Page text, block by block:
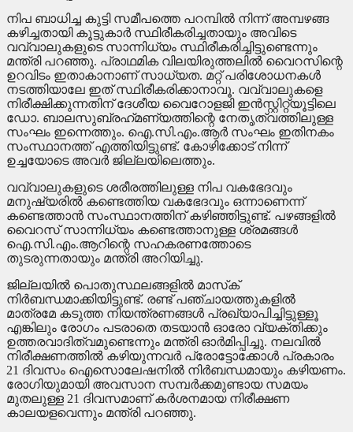
നിപ ബാധിച്ച കുട്ടി സമീപത്തെ പറമ്പില്‍ നിന്ന് അമ്പഴങ്ങ
കഴിച്ചതായി കൂട്ടുകാര്‍ സ്ഥിരീകരിച്ചതായും അവിടെ
വവ്വാലുകളുടെ സാന്നിധ്യം സ്ഥിരീകരിച്ചിട്ടുണ്ടെന്നും
മന്ത്രി പറഞ്ഞു. പ്രാഥമിക വിലയിരുത്തലില്‍ വൈറസിന്റെ
ഉറവിടം ഇതാകാനാണ് സാധ്യത. മറ്റ് പരിശോധനകള്‍
നടത്തിയാലേ ഇത് സ്ഥിരീകരിക്കാനാവൂ. വവ്വാലുകളെ
നിരീക്ഷിക്കുന്നതിന് ദേശീയ വൈറോളജി ഇന്‍സ്റ്റിറ്റ്യൂട്ടിലെ
ഡോ. ബാലസുബ്രഹ്‌മണ്യത്തിന്റെ നേതൃത്വത്തിലുള്ള
സംഘം ഇന്നെത്തും. ഐ.സി.എം.ആര്‍ സംഘം ഇതിനകം
സംസ്ഥാനത്ത് എത്തിയിട്ടുണ്ട്. കോഴിക്കോട് നിന്ന്
ഉച്ചയോടെ അവര്‍ ജില്ലയിലെത്തും.
വവ്വാലുകളുടെ ശരീരത്തിലുള്ള നിപ വകഭേദവും
മനുഷ്യരില്‍ കണ്ടെത്തിയ വകഭേദവും ഒന്നാണെന്ന്
കണ്ടെത്താന്‍ സംസ്ഥാനത്തിന് കഴിഞ്ഞിട്ടുണ്ട്. പഴങ്ങളില്‍
വൈറസ് സാന്നിധ്യം കണ്ടെത്താനുള്ള ശ്രമങ്ങള്‍
ഐ.സി.എം.ആറിന്റെ സഹകരണത്തോടെ
തുടരുന്നതായും മന്ത്രി അറിയിച്ചു.
ജില്ലയില്‍ പൊതുസ്ഥലങ്ങളില്‍ മാസ്‌ക്
നിര്‍ബന്ധമാക്കിയിട്ടുണ്ട്. രണ്ട് പഞ്ചായത്തുകളില്‍
മാത്രമേ കടുത്ത നിയന്ത്രണങ്ങള്‍ പ്രഖ്യാപിച്ചിട്ടുള്ളൂ
എങ്കിലും രോഗം പടരാതെ തടയാന്‍ ഓരോ വ്യക്തിക്കും
ഉത്തരവാദിത്വമുണ്ടെന്നും മന്ത്രി ഓര്‍മിപ്പിച്ചു. നലവില്‍
നിരീക്ഷണത്തില്‍ കഴിയുന്നവര്‍ പ്രോട്ടോക്കോള്‍ പ്രകാരം
21 ദിവസം ഐസൊലേഷനില്‍ നിര്‍ബന്ധമായും കഴിയണം.
രോഗിയുമായി അവസാന സമ്പര്‍ക്കമുണ്ടായ സമയം
മുതലുള്ള 21 ദിവസമാണ് കര്‍ശനമായ നിരീക്ഷണ
കാലയളവെന്നും മന്ത്രി പറഞ്ഞു.